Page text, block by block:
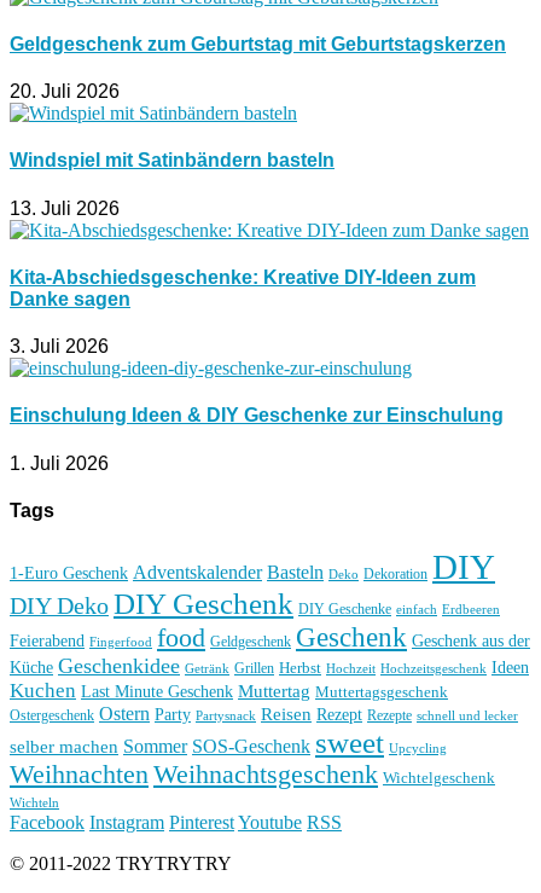
Geldgeschenk zum Geburtstag mit Geburtstagskerzen
20. Juli 2026
Windspiel mit Satinbändern basteln
13. Juli 2026
Kita-Abschiedsgeschenke: Kreative DIY-Ideen zum
Danke sagen
3. Juli 2026
Einschulung Ideen & DIY Geschenke zur Einschulung
1. Juli 2026
Tags
1-Euro Geschenk Adventskalender Basteln Deko Dekoration DIY
DIY DekoDIY Geschenk DIY Geschenke einfach Erdbeeren
Feierabend Fingerfood food Geldgeschenk Geschenk Geschenk aus der
Küche Geschenkidee Getränk Grillen Herbst Hochzeit Hochzeitsgeschenk Ideen
Kuchen Last Minute Geschenk Muttertag Muttertagsgeschenk
Ostergeschenk Ostern Party Partysnack Reisen Rezept Rezepte schnell und lecker
selber machen Sommer SOS-Geschenk sweet Upcycling
WeihnachtenWeihnachtsgeschenk Wichtelgeschenk
Wichteln
Facebook Instagram PinterestYoutube RSS
© 2011-2022 TRYTRYTRY